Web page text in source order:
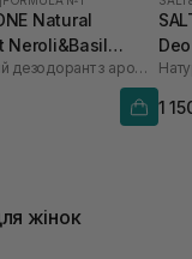
Natural
Neroli&Basil
Натуральний дезодорант з ароматом неролі та шисо
1
жінок